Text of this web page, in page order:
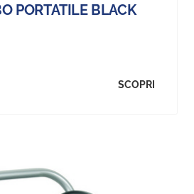
PORTATILE BLACK
SCOPRI